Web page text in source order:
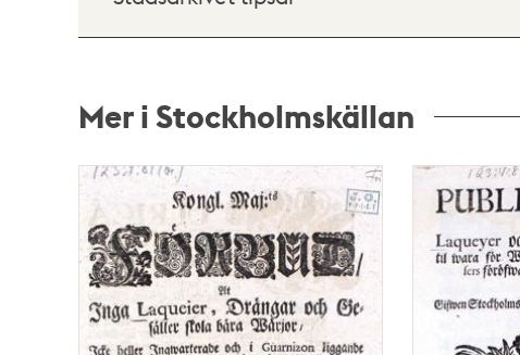
Mer i Stockholmskällan
Relaterade
poster
och
teman